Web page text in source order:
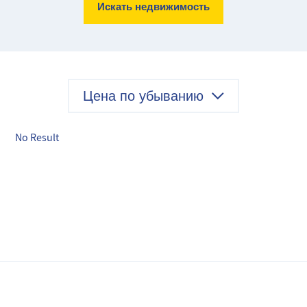
Искать недвижимость
Цена по убыванию
No Result